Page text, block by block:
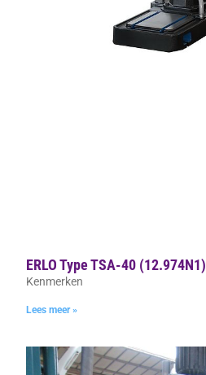
ERLO Type TSA-40 (12.974N1)
Kenmerken
Lees meer »